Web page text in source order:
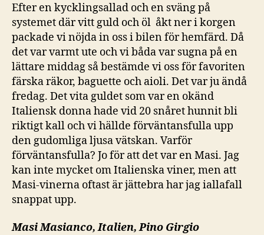
Efter en kycklingsallad och en sväng på
systemet där vitt guld och öl åkt ner i korgen
packade vi nöjda in oss i bilen för hemfärd. Då
det var varmt ute och vi båda var sugna på en
lättare middag så bestämde vi oss för favoriten
färska räkor, baguette och aioli. Det var ju ändå
fredag. Det vita guldet som var en okänd
Italiensk donna hade vid 20 snåret hunnit bli
riktigt kall och vi hällde förväntansfulla upp
den gudomliga ljusa vätskan. Varför
förväntansfulla? Jo för att det var en Masi. Jag
kan inte mycket om Italienska viner, men att
Masi-vinerna oftast är jättebra har jag iallafall
snappat upp.
Masi Masianco, Italien, Pino Girgio